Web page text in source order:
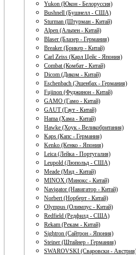
Yukon (Юкон - Белоруссия)
Bushnell (Бушнелл - США)
Sturman (Штурман - Китай)
Alpen (Альпен - Китай)
Blaser (Блазер - Германия)
Breaker (Брикер - Китай)
Carl Zeiss (Карл Цейс - Япония)
Combat (Комбат - Китай)
Dicom (Диком - Китай)
Eschenbach (Эшенбах - Германия)
Fujinon (Фуджинон - Китай)
GAMO (Гамо - Китай)
GAUT (Гаут - Китай)
Hama (Хама - Китай)
Hawke (Хоук - Великобритания)
Kaps (Капс - Германия)
Kenko (Кенко - Япония)
Leica (Лейка - Португалия)
Leupold (Люпольд - США)
Meade (Мид - Китай)
MINOX (Минокс - Китай)
Navigator (Навигатор - Китай)
Norbert (Норберт - Китай)
Olympus (Олимпус - Китай)
Redfield (Редфилд - США)
Rekam (Рекам - Китай)
Sightron (Сайтрон - Япония)
Steiner (Штайнер - Германия)
SWAROVSKI (Сваровски -